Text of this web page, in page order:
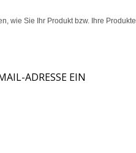
wie Sie Ihr Produkt bzw. Ihre Produkte
ADRESSE EIN